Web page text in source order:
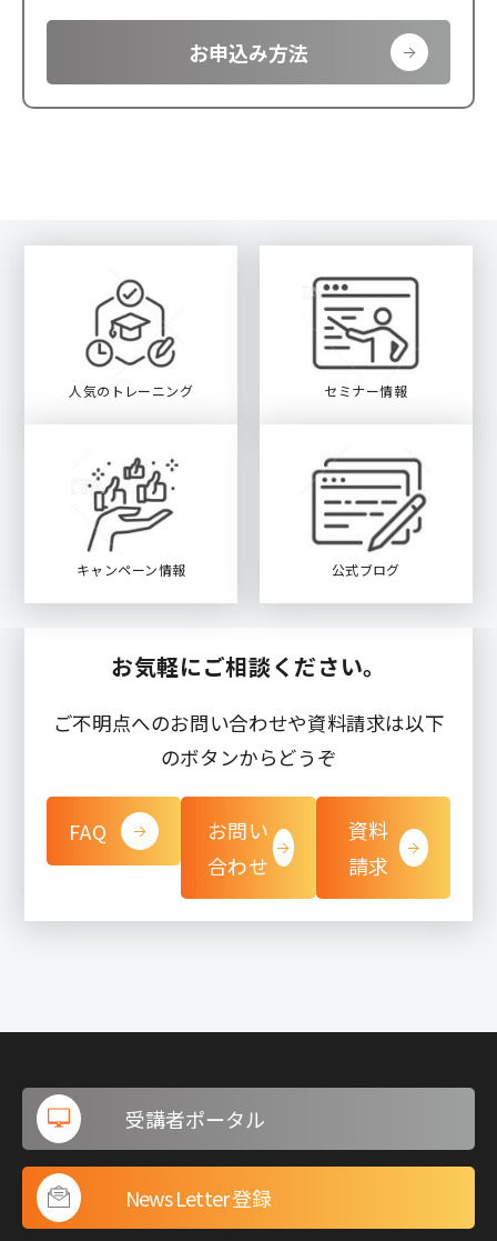
お申込み方法
人気のトレーニング セミナー情報
キャンペーン情報 公式ブログ
お気軽にご相談ください。
ご不明点へのお問い合わせや資料請求は以下
のボタンからどうぞ
FAQ
お問い
合わせ
資料
請求
受講者ポータル
News Letter 登録